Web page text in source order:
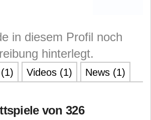
in diesem Profil noch
hinterlegt.
Videos (1) News (1)
von 326